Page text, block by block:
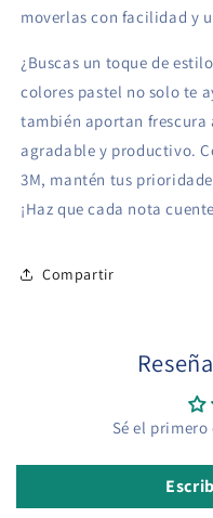
moverlas con facilidad y
¿Buscas un toque de
colores pastel no solo te
también aportan frescura
agradable y productivo.
3M, mantén tus
¡Haz que cada nota
Compartir
Sé el